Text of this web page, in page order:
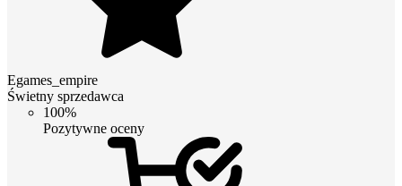
Egames_empire
Świetny sprzedawca
100%
Pozytywne oceny